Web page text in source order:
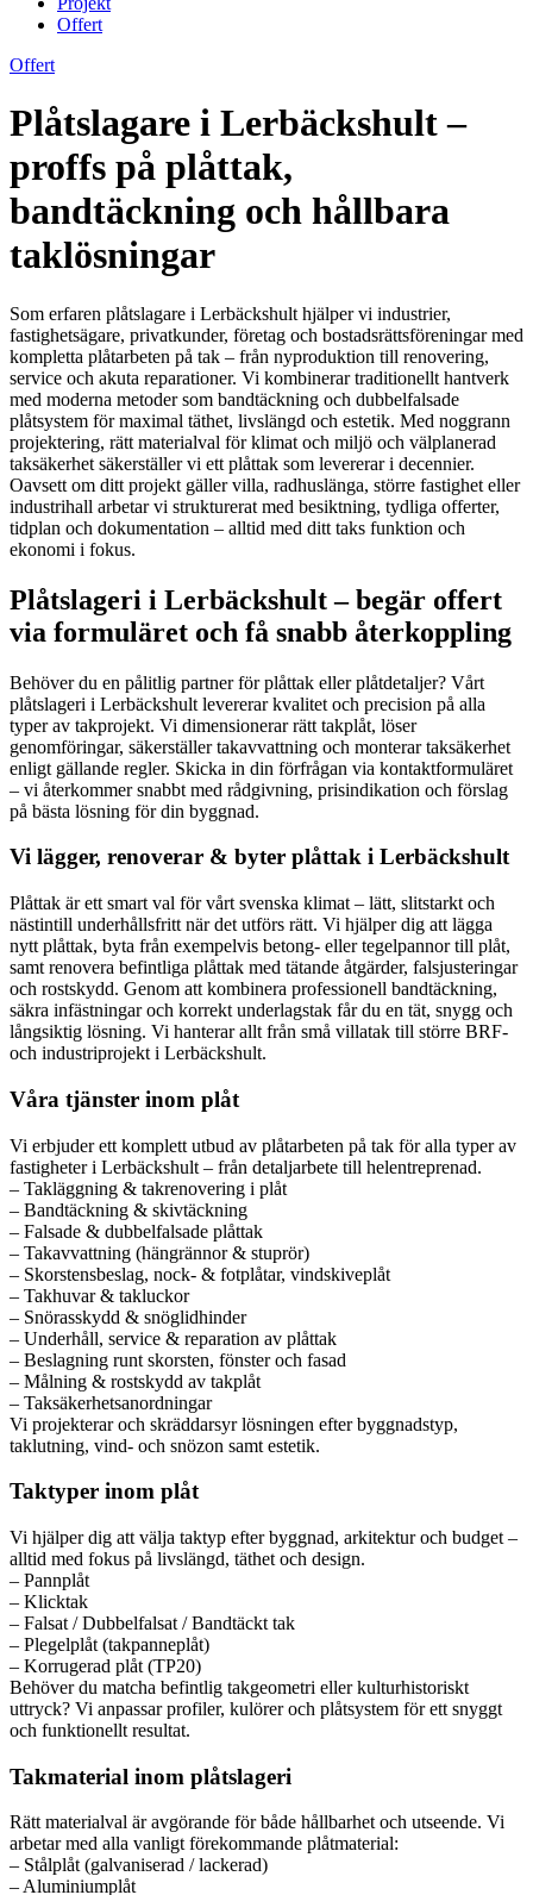
Offert
Offert
Plåtslagare i Lerbäckshult –
proffs på plåttak,
bandtäckning och hållbara
taklösningar
Som erfaren plåtslagare i Lerbäckshult hjälper vi industrier,
fastighetsägare, privatkunder, företag och bostadsrättsföreningar med
kompletta plåtarbeten på tak – från nyproduktion till renovering,
service och akuta reparationer. Vi kombinerar traditionellt hantverk
med moderna metoder som bandtäckning och dubbelfalsade
plåtsystem för maximal täthet, livslängd och estetik. Med noggrann
projektering, rätt materialval för klimat och miljö och välplanerad
taksäkerhet säkerställer vi ett plåttak som levererar i decennier.
Oavsett om ditt projekt gäller villa, radhuslänga, större fastighet eller
industrihall arbetar vi strukturerat med besiktning, tydliga offerter,
tidplan och dokumentation – alltid med ditt taks funktion och
ekonomi i fokus.
Plåtslageri i Lerbäckshult – begär offert
via formuläret och få snabb återkoppling
Behöver du en pålitlig partner för plåttak eller plåtdetaljer? Vårt
plåtslageri i Lerbäckshult levererar kvalitet och precision på alla
typer av takprojekt. Vi dimensionerar rätt takplåt, löser
genomföringar, säkerställer takavvattning och monterar taksäkerhet
enligt gällande regler. Skicka in din förfrågan via kontaktformuläret
– vi återkommer snabbt med rådgivning, prisindikation och förslag
på bästa lösning för din byggnad.
Vi lägger, renoverar & byter plåttak i Lerbäckshult
Plåttak är ett smart val för vårt svenska klimat – lätt, slitstarkt och
nästintill underhållsfritt när det utförs rätt. Vi hjälper dig att lägga
nytt plåttak, byta från exempelvis betong- eller tegelpannor till plåt,
samt renovera befintliga plåttak med tätande åtgärder, falsjusteringar
och rostskydd. Genom att kombinera professionell bandtäckning,
säkra infästningar och korrekt underlagstak får du en tät, snygg och
långsiktig lösning. Vi hanterar allt från små villatak till större BRF-
och industriprojekt i Lerbäckshult.
Våra tjänster inom plåt
Vi erbjuder ett komplett utbud av plåtarbeten på tak för alla typer av
fastigheter i Lerbäckshult – från detaljarbete till helentreprenad.
– Takläggning & takrenovering i plåt
– Bandtäckning & skivtäckning
– Falsade & dubbelfalsade plåttak
– Takavvattning (hängrännor & stuprör)
– Skorstensbeslag, nock- & fotplåtar, vindskiveplåt
– Takhuvar & takluckor
– Snörasskydd & snöglidhinder
– Underhåll, service & reparation av plåttak
– Beslagning runt skorsten, fönster och fasad
– Målning & rostskydd av takplåt
– Taksäkerhetsanordningar
Vi projekterar och skräddarsyr lösningen efter byggnadstyp,
taklutning, vind- och snözon samt estetik.
Taktyper inom plåt
Vi hjälper dig att välja taktyp efter byggnad, arkitektur och budget –
alltid med fokus på livslängd, täthet och design.
– Pannplåt
– Klicktak
– Falsat / Dubbelfalsat / Bandtäckt tak
– Plegelplåt (takpanneplåt)
– Korrugerad plåt (TP20)
Behöver du matcha befintlig takgeometri eller kulturhistoriskt
uttryck? Vi anpassar profiler, kulörer och plåtsystem för ett snyggt
och funktionellt resultat.
Takmaterial inom plåtslageri
Rätt materialval är avgörande för både hållbarhet och utseende. Vi
arbetar med alla vanligt förekommande plåtmaterial:
– Stålplåt (galvaniserad / lackerad)
– Aluminiumplåt